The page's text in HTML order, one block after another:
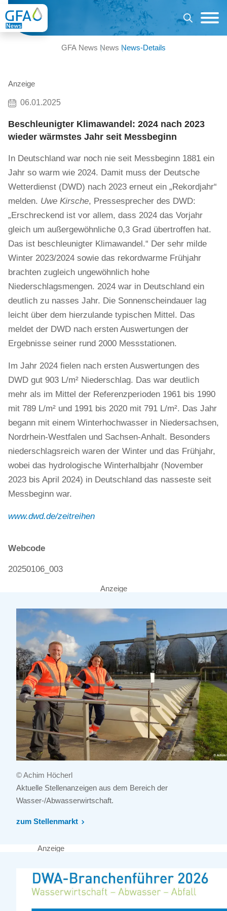
GFA News News News-Details
Anzeige
06.01.2025
Beschleunigter Klimawandel: 2024 nach 2023
wieder wärmstes Jahr seit Messbeginn
In Deutschland war noch nie seit Messbeginn 1881 ein
Jahr so warm wie 2024. Damit muss der Deutsche
Wetterdienst (DWD) nach 2023 erneut ein „Rekordjahr“
melden. Uwe Kirsche, Pressesprecher des DWD:
„Erschreckend ist vor allem, dass 2024 das Vorjahr
gleich um außergewöhnliche 0,3 Grad übertroffen hat.
Das ist beschleunigter Klimawandel.“ Der sehr milde
Winter 2023/2024 sowie das rekordwarme Frühjahr
brachten zugleich ungewöhnlich hohe
Niederschlagsmengen. 2024 war in Deutschland ein
deutlich zu nasses Jahr. Die Sonnenscheindauer lag
leicht über dem hierzulande typischen Mittel. Das
meldet der DWD nach ersten Auswertungen der
Ergebnisse seiner rund 2000 Messstationen.
Im Jahr 2024 fielen nach ersten Auswertungen des
DWD gut 903 L/m² Niederschlag. Das war deutlich
mehr als im Mittel der Referenzperioden 1961 bis 1990
mit 789 L/m² und 1991 bis 2020 mit 791 L/m². Das Jahr
begann mit einem Winterhochwasser in Niedersachsen,
Nordrhein-Westfalen und Sachsen-Anhalt. Besonders
niederschlagsreich waren der Winter und das Frühjahr,
wobei das hydrologische Winterhalbjahr (November
2023 bis April 2024) in Deutschland das nasseste seit
Messbeginn war.
www.dwd.de/zeitreihen
Webcode
20250106_003
Anzeige
© Achim Höcherl
Aktuelle Stellenanzeigen aus dem Bereich der
Wasser-/Abwasserwirtschaft.
zum Stellenmarkt
Anzeige